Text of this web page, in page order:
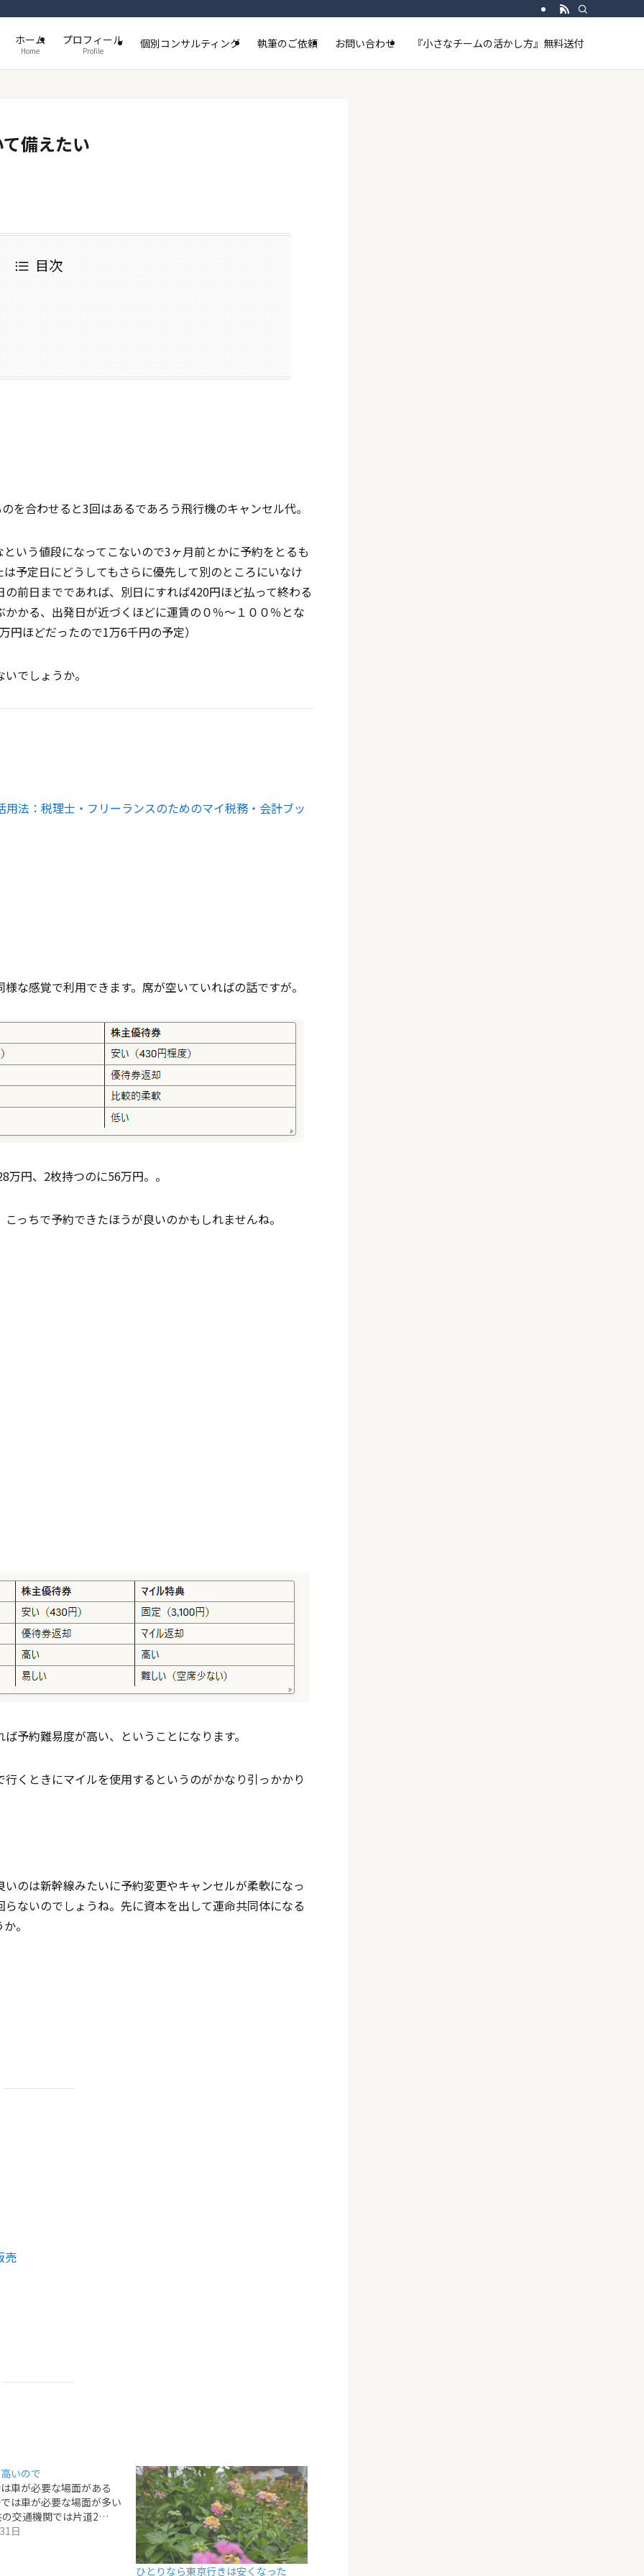
ホーム
Home
プロフィール
Profile
個別コンサルティング 執筆のご依頼 お問い合わせ 『小さなチームの活かし方』無料送付
備えたい
目次
を合わせると3回はあるであろう飛行機のキャンセル代。
いう値段になってこないので3ヶ月前とかに予約をとるも
予定日にどうしてもさらに優先して別のところにいなけ
前日までであれば、別日にすれば420円ほど払って終わる
かる、出発日が近づくほどに運賃の０％～１００％とな
ほどだったので1万6千円の予定）
でしょうか。
法：税理士・フリーランスのためのマイ税務・会計ブッ
な感覚で利用できます。席が空いていればの話ですが。
円、2枚持つのに56万円。。
っちで予約できたほうが良いのかもしれませんね。
予約難易度が高い、ということになります。
くときにマイルを使用するというのがかなり引っかかり
のは新幹線みたいに予約変更やキャンセルが柔軟になっ
ないのでしょうね。先に資本を出して運命共同体になる
。
売
いので
車が必要な場面がある
は車が必要な場面が多い
の交通機関では片道2…
日
ひとりなら東京行きは安くなった